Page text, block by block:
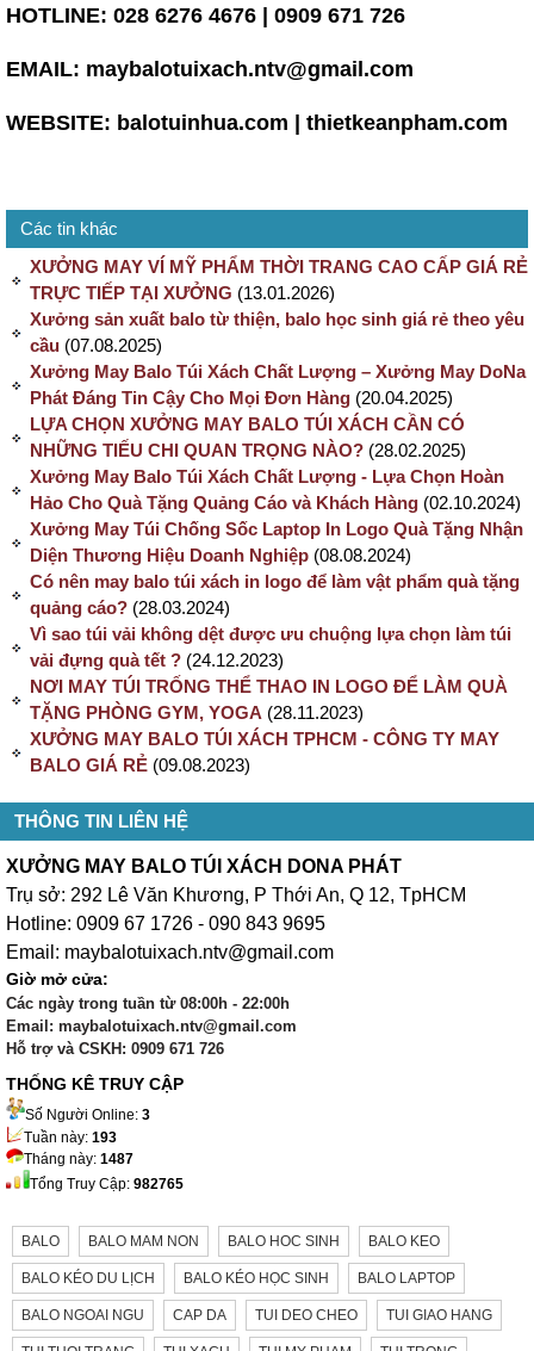
HOTLINE: 028 6276 4676 | 0909 671 726
EMAIL: maybalotuixach.ntv@gmail.com
WEBSITE: balotuinhua.com | thietkeanpham.com
Các tin khác
XƯỞNG MAY VÍ MỸ PHẨM THỜI TRANG CAO CẤP GIÁ RẺ
TRỰC TIẾP TẠI XƯỞNG (13.01.2026)
Xưởng sản xuất balo từ thiện, balo học sinh giá rẻ theo yêu
cầu (07.08.2025)
Xưởng May Balo Túi Xách Chất Lượng – Xưởng May DoNa
Phát Đáng Tin Cậy Cho Mọi Đơn Hàng (20.04.2025)
LỰA CHỌN XƯỞNG MAY BALO TÚI XÁCH CẦN CÓ
NHỮNG TIẾU CHI QUAN TRỌNG NÀO? (28.02.2025)
Xưởng May Balo Túi Xách Chất Lượng - Lựa Chọn Hoàn
Hảo Cho Quà Tặng Quảng Cáo và Khách Hàng (02.10.2024)
Xưởng May Túi Chống Sốc Laptop In Logo Quà Tặng Nhận
Diện Thương Hiệu Doanh Nghiệp (08.08.2024)
Có nên may balo túi xách in logo để làm vật phẩm quà tặng
quảng cáo? (28.03.2024)
Vì sao túi vải không dệt được ưu chuộng lựa chọn làm túi
vải đựng quà tết ? (24.12.2023)
NƠI MAY TÚI TRỐNG THỂ THAO IN LOGO ĐỂ LÀM QUÀ
TẶNG PHÒNG GYM, YOGA (28.11.2023)
XƯỞNG MAY BALO TÚI XÁCH TPHCM - CÔNG TY MAY
BALO GIÁ RẺ (09.08.2023)
THÔNG TIN LIÊN HỆ
XƯỞNG MAY BALO TÚI XÁCH DONA PHÁT
Trụ sở: 292 Lê Văn Khương, P Thới An, Q 12, TpHCM
Hotline: 0909 67 1726 - 090 843 9695
Email: maybalotuixach.ntv@gmail.com
Giờ mở cửa:
Các ngày trong tuần từ 08:00h - 22:00h
Email: maybalotuixach.ntv@gmail.com
Hỗ trợ và CSKH: 0909 671 726
THỐNG KÊ TRUY CẬP
Số Người Online: 3
Tuần này: 193
Tháng này: 1487
Tổng Truy Cập: 982765
BALO BALO MAM NON BALO HOC SINH BALO KEO
BALO KÉO DU LỊCH BALO KÉO HỌC SINH BALO LAPTOP
BALO NGOAI NGU CAP DA TUI DEO CHEO TUI GIAO HANG